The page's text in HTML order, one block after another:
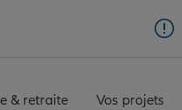
& retraite Vos projets